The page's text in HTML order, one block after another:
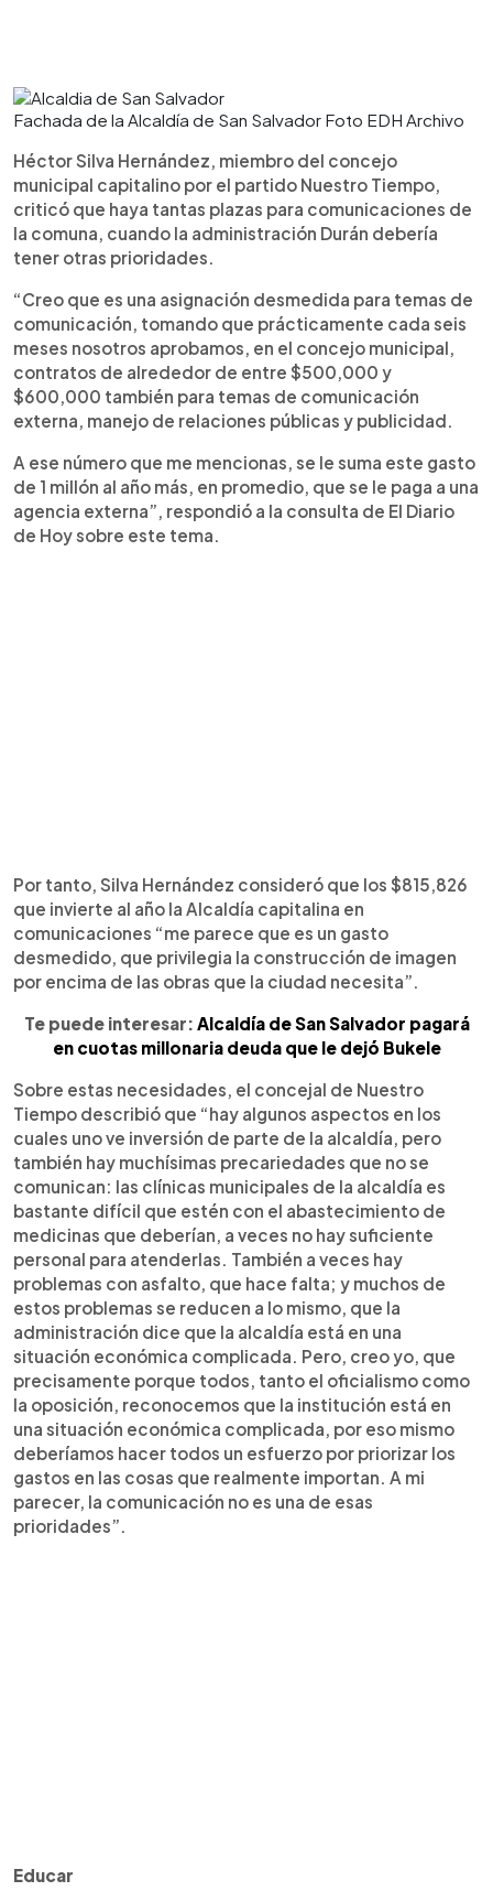
Fachada de la Alcaldía de San Salvador Foto EDH Archivo
Héctor Silva Hernández, miembro del concejo
municipal capitalino por el partido Nuestro Tiempo,
criticó que haya tantas plazas para comunicaciones de
la comuna, cuando la administración Durán debería
tener otras prioridades.
“Creo que es una asignación desmedida para temas de
comunicación, tomando que prácticamente cada seis
meses nosotros aprobamos, en el concejo municipal,
contratos de alrededor de entre $500,000 y
$600,000 también para temas de comunicación
externa, manejo de relaciones públicas y publicidad.
A ese número que me mencionas, se le suma este gasto
de 1 millón al año más, en promedio, que se le paga a una
agencia externa”, respondió a la consulta de El Diario
de Hoy sobre este tema.
Por tanto, Silva Hernández consideró que los $815,826
que invierte al año la Alcaldía capitalina en
comunicaciones “me parece que es un gasto
desmedido, que privilegia la construcción de imagen
por encima de las obras que la ciudad necesita”.
Te puede interesar: Alcaldía de San Salvador pagará
en cuotas millonaria deuda que le dejó Bukele
Sobre estas necesidades, el concejal de Nuestro
Tiempo describió que “hay algunos aspectos en los
cuales uno ve inversión de parte de la alcaldía, pero
también hay muchísimas precariedades que no se
comunican: las clínicas municipales de la alcaldía es
bastante difícil que estén con el abastecimiento de
medicinas que deberían, a veces no hay suficiente
personal para atenderlas. También a veces hay
problemas con asfalto, que hace falta; y muchos de
estos problemas se reducen a lo mismo, que la
administración dice que la alcaldía está en una
situación económica complicada. Pero, creo yo, que
precisamente porque todos, tanto el oficialismo como
la oposición, reconocemos que la institución está en
una situación económica complicada, por eso mismo
deberíamos hacer todos un esfuerzo por priorizar los
gastos en las cosas que realmente importan. A mi
parecer, la comunicación no es una de esas
prioridades”.
Educar